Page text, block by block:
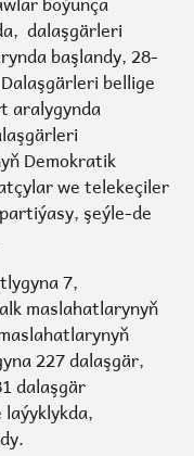
dalaşgärleri
başlandy, 28-
bellige
Demokratik
we telekeçiler
şeýle-de
7,
maslahatlarynyň
227 dalaşgär,
dalaşgär